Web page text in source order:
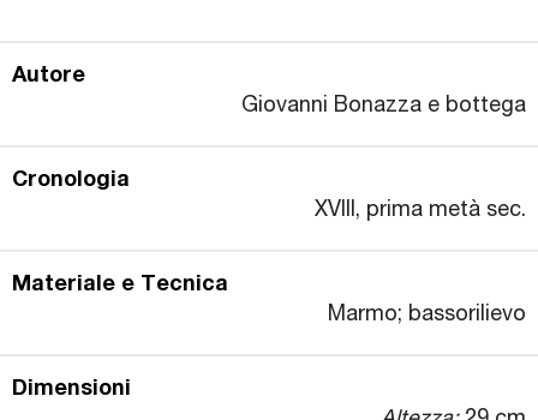
Autore
Giovanni Bonazza e bottega
Cronologia
XVIII, prima metà sec.
Materiale e Tecnica
Marmo; bassorilievo
Dimensioni